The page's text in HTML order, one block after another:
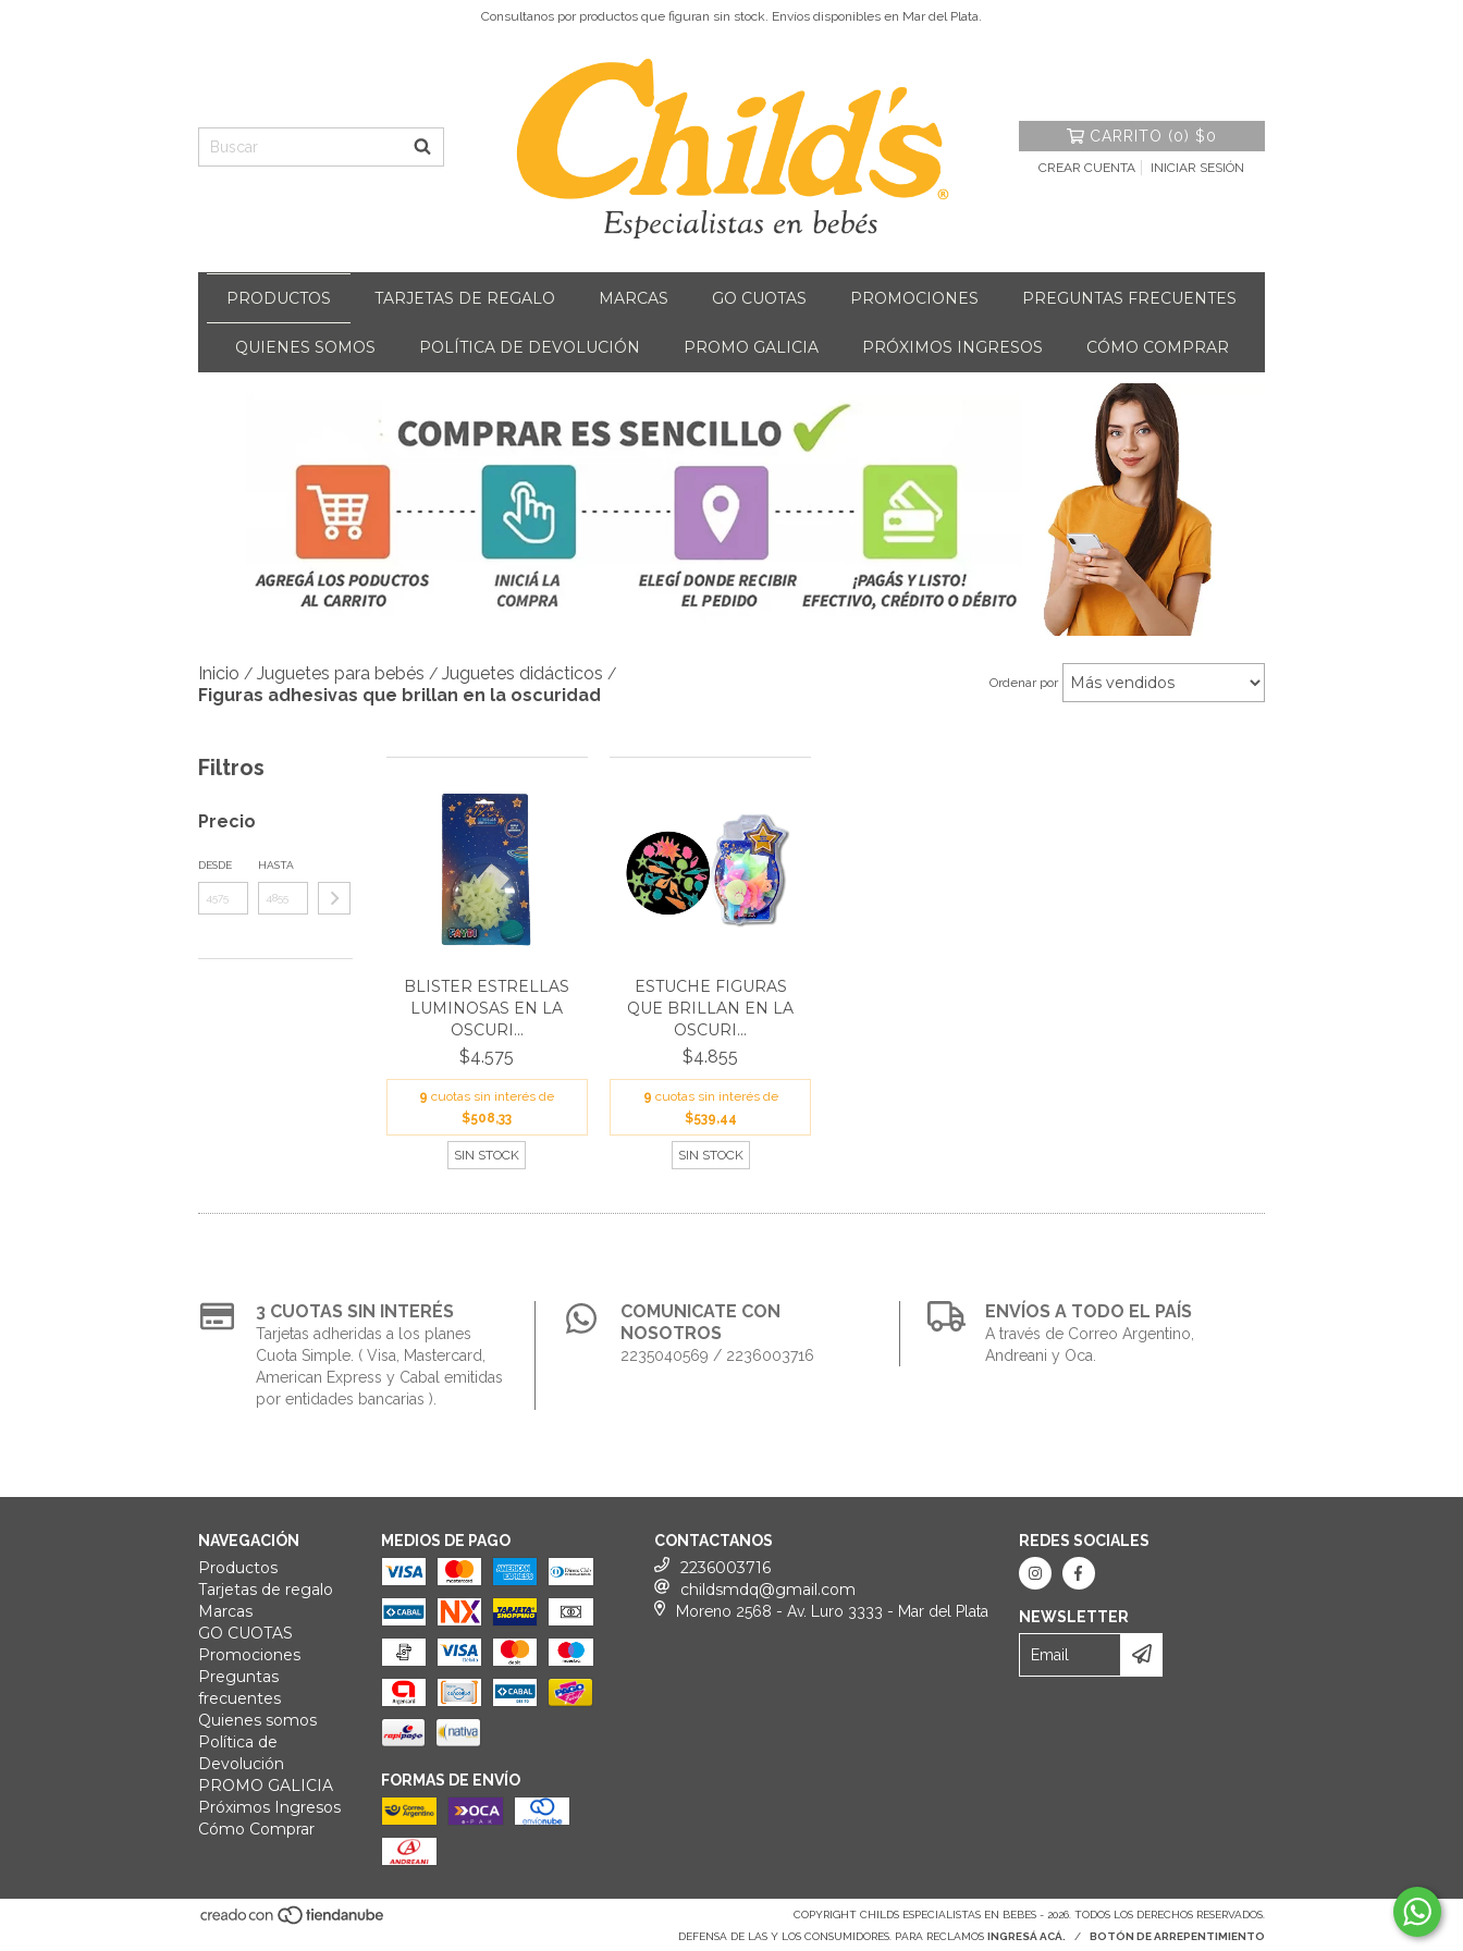
Consultanos por productos que figuran sin stock. Envíos disponibles en Mar del Plata.
CARRITO (0) $0
CREAR CUENTA INICIAR SESIÓN
PRODUCTOS TARJETAS DE REGALO MARCAS GO CUOTAS PROMOCIONES PREGUNTAS FRECUENTES
QUIENES SOMOS POLÍTICA DE DEVOLUCIÓN PROMO GALICIA PRÓXIMOS INGRESOS CÓMO COMPRAR
Inicio / Juguetes para bebés / Juguetes didácticos /
Figuras adhesivas que brillan en la oscuridad
Ordenar por
Filtros
Precio
DESDE HASTA
BLISTER ESTRELLAS
LUMINOSAS EN LA
OSCURI...
$4.575
9 cuotas sin interés de
$508,33
SIN STOCK
ESTUCHE FIGURAS
QUE BRILLAN EN LA
OSCURI...
$4.855
9 cuotas sin interés de
$539,44
SIN STOCK
3 CUOTAS SIN INTERÉS
Tarjetas adheridas a los planes
Cuota Simple. ( Visa, Mastercard,
American Express y Cabal emitidas
por entidades bancarias ).
COMUNICATE CON
NOSOTROS
2235040569 / 2236003716
ENVÍOS A TODO EL PAÍS
A través de Correo Argentino,
Andreani y Oca.
NAVEGACIÓN
Productos
Tarjetas de regalo
Marcas
GO CUOTAS
Promociones
Preguntas
frecuentes
Quienes somos
Política de
Devolución
PROMO GALICIA
Próximos Ingresos
Cómo Comprar
MEDIOS DE PAGO
FORMAS DE ENVÍO
CONTACTANOS
2236003716
childsmdq@gmail.com
Moreno 2568 - Av. Luro 3333 - Mar del Plata
REDES SOCIALES
NEWSLETTER
COPYRIGHT CHILDS ESPECIALISTAS EN BEBES - 2026. TODOS LOS DERECHOS RESERVADOS.
DEFENSA DE LAS Y LOS CONSUMIDORES. PARA RECLAMOS INGRESÁ ACÁ. / BOTÓN DE ARREPENTIMIENTO